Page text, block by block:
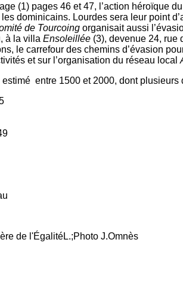
(1) pages 46 et 47, l’action héroïque
dominicains. Lourdes sera leur point
de Tourcoing organisait aussi
à la villa Ensoleillée (3), devenue 24, rue
le carrefour des chemins d’évasion
et sur l’organisation du réseau local
entre 1500 et 2000, dont
J.Omnès